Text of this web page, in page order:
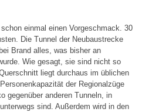
einmal einen Vorgeschmack. 30
Die Tunnel der Neubaustrecke
Brand alles, was bisher an
Wie gesagt, sie sind nicht so
liegt durchaus im üblichen
der Regionalzüge
gegenüber anderen Tunneln, in
sind. Außerdem wird in den